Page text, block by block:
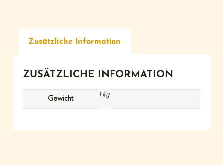
Zusätzliche Information
ZUSÄTZLICHE INFORMATION
Gewicht
1 kg